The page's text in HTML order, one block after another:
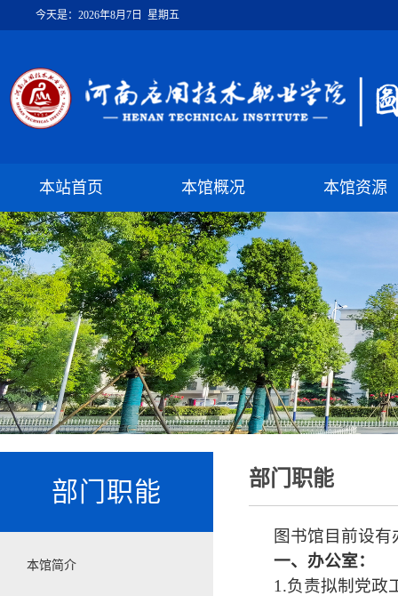
今天是： 2026年8月7日 星期五
本站首页 本馆概况 本馆资源
部门职能
本馆简介
部门职能
图书馆目前设
一、办公室：
1.负责拟制党政